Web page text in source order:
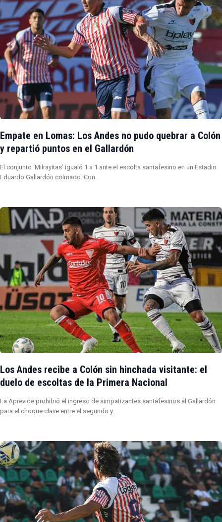
Empate en Lomas: Los Andes no pudo quebrar a Colón
y repartió puntos en el Gallardón
El conjunto ‘Milrayitas’ igualó 1 a 1 ante el escolta santafesino en un Estadio
Eduardo Gallardón colmado. Con…
Los Andes recibe a Colón sin hinchada visitante: el
duelo de escoltas de la Primera Nacional
La Aprevide prohibió el ingreso de simpatizantes santafesinos al Gallardón
para el choque clave entre el segundo y…